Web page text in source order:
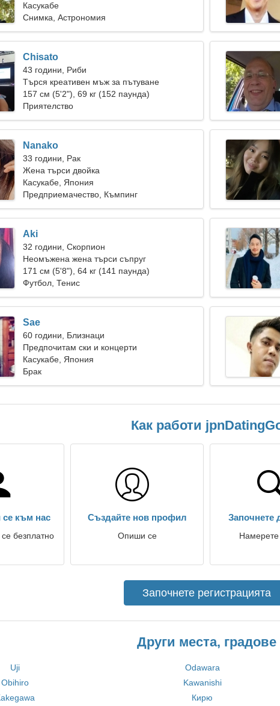
Касукабе
Снимка, Астрономия
Chisato
43 години, Риби
Търся креативен мъж за пътуване
157 см (5'2"), 69 кг (152 паунда)
Приятелство
Nanako
33 години, Рак
Жена търси двойка
Касукабе, Япония
Предприемачество, Къмпинг
Aki
32 години, Скорпион
Неомъжена жена търси съпруг
171 см (5'8"), 64 кг (141 паунда)
Футбол, Тенис
Sae
60 години, Близнаци
Предпочитам ски и концерти
Касукабе, Япония
Брак
Как работи
към нас
безплатно
Създайте нов профил
Опиши се
Започнете
Започнете регистрацията
Други места, градове
Uji Odawara
Obihiro
Kawanishi
Кирю